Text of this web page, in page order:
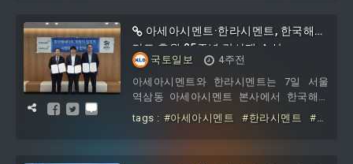
꼭 필요한 사업에 조직과 예산, 인력을 집
중해 줄 것을 주문했다. 조 시장은 올 가을
예정된 조직개편과 두 달 앞으로 다가온
내년도 예산 수립을 언급하며, 모든 사업
을 원점에서 재검토해 지출 구조조정을 실
천하겠다는 강한 의지도 내비쳤다. 각 실
국이 소관하는 사업을 분류하고 여기서 생
아세아시멘트·한라시멘트, 한국해비
타트 후원 25주년 감사패 수상
국토일보
4주전
아세아시멘트와 한라시멘트는 7일 서울
역삼동 아세아시멘트 본사에서 한국해비
타트와 2026년 '희망의 집짓기' 사업에 사
용될 시멘트와 드라이몰탈 전량을 지원하
tags : #아세아시멘트 #한라시멘트
#한